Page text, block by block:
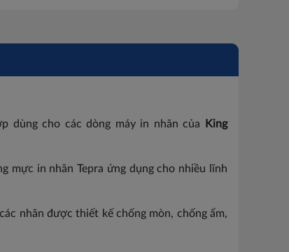
dùng cho các dòng máy in nhãn của
King
mực in nhãn Tepra ứng dụng cho nhiều lĩnh
nhãn được thiết kế chống mòn, chống ẩm,